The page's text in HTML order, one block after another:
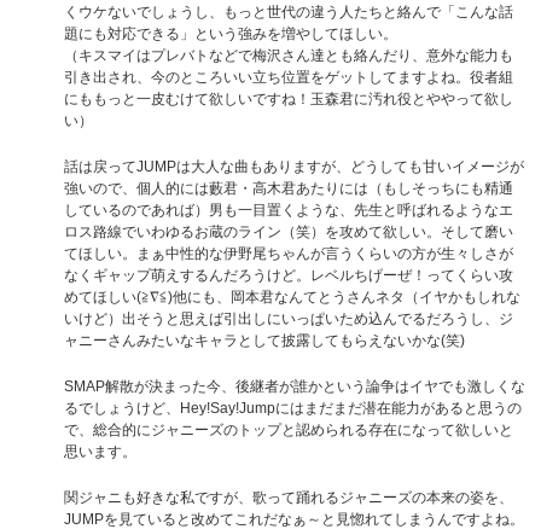
くウケないでしょうし、もっと世代の違う人たちと絡んで「こんな話
題にも対応できる」という強みを増やしてほしい。
（キスマイはプレバトなどで梅沢さん達とも絡んだり、意外な能力も
引き出され、今のところいい立ち位置をゲットしてますよね。役者組
にももっと一皮むけて欲しいですね！玉森君に汚れ役とややって欲し
い）
話は戻ってJUMPは大人な曲もありますが、どうしても甘いイメージが
強いので、個人的には藪君・高木君あたりには（もしそっちにも精通
しているのであれば）男も一目置くような、先生と呼ばれるようなエ
ロス路線でいわゆるお蔵のライン（笑）を攻めて欲しい。そして磨い
てほしい。まぁ中性的な伊野尾ちゃんが言うくらいの方が生々しさが
なくギャップ萌えするんだろうけど。レベルちげーぜ！ってくらい攻
めてほしい(≧∇≦)他にも、岡本君なんてとうさんネタ（イヤかもしれな
いけど）出そうと思えば引出しにいっぱいため込んでるだろうし、ジ
ャニーさんみたいなキャラとして披露してもらえないかな(笑)
SMAP解散が決まった今、後継者が誰かという論争はイヤでも激しくな
るでしょうけど、Hey!Say!Jumpにはまだまだ潜在能力があると思うの
で、総合的にジャニーズのトップと認められる存在になって欲しいと
思います。
関ジャニも好きな私ですが、歌って踊れるジャニーズの本来の姿を、
JUMPを見ていると改めてこれだなぁ～と見惚れてしまうんですよね。